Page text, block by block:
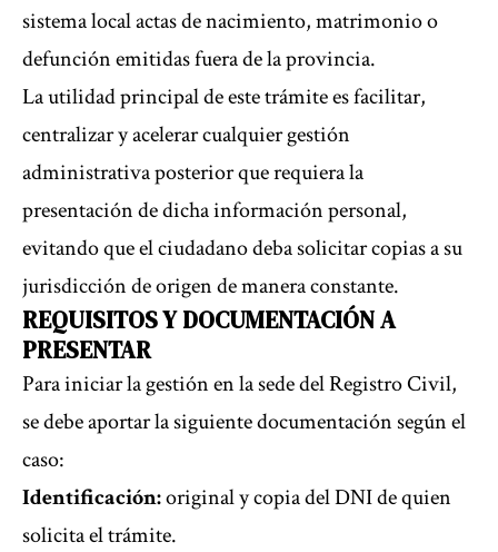
sistema local actas de nacimiento, matrimonio o
defunción emitidas fuera de la provincia.
La utilidad principal de este trámite es facilitar,
centralizar y acelerar cualquier gestión
administrativa posterior que requiera la
presentación de dicha información personal,
evitando que el ciudadano deba solicitar copias a su
jurisdicción de origen de manera constante.
REQUISITOS Y DOCUMENTACIÓN A
PRESENTAR
Para iniciar la gestión en la sede del Registro Civil,
se debe aportar la siguiente documentación según el
caso:
Identificación:original y copia del DNI de quien
solicita el trámite.